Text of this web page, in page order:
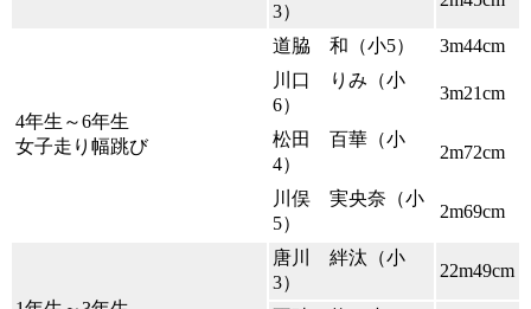
3）
4年生～6年生
女子走り幅跳び
道脇 和（小5）
3m44cm
川口 りみ（小
6）
3m21cm
松田 百華（小
4）
2m72cm
川俣 実央奈（小
5）
2m69cm
唐川 絆汰（小
3）
22m49cm